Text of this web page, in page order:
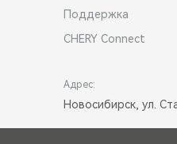
Поддержка
CHERY Connect
Адрес:
Новосибирск, ул.